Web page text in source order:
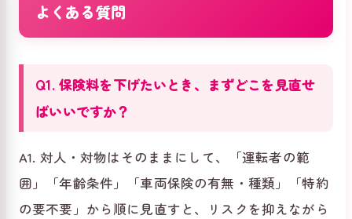
よくある質問
Q1. 保険料を下げたいとき、まずどこを見直せ
ばいいですか？
A1. 対人・対物はそのままにして、「運転者の範
囲」「年齢条件」「車両保険の有無・種類」「特約
の要不要」から順に見直すと、リスクを抑えながら